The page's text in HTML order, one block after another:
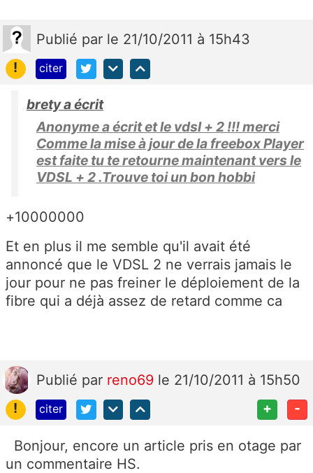
Publié par le 21/10/2011 à 15h43
!
citer
brety a écrit
Anonyme a écrit et le vdsl + 2 !!! merci
Comme la mise à jour de la freebox Player
est faite tu te retourne maintenant vers le
VDSL + 2 .Trouve toi un bon hobbi
+10000000
Et en plus il me semble qu'il avait été
annoncé que le VDSL 2 ne verrais jamais le
jour pour ne pas freiner le déploiement de la
fibre qui a déjà assez de retard comme ca
Publié par reno69 le 21/10/2011 à 15h50
!
citer + -
Bonjour, encore un article pris en otage par
un commentaire HS.